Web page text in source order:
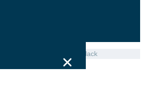
Flexline Gasket EPDM 130 Black